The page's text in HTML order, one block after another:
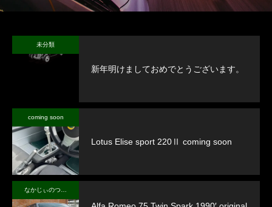
未分類
新年明けましておめでとうございます。
coming soon
Lotus Elise sport 220Ⅱ coming soon